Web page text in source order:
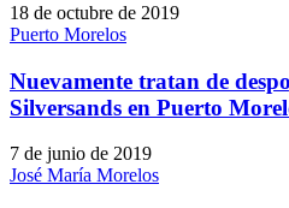
18 de octubre de 2019
Puerto Morelos
Nuevamente tratan de
Silversands en Puerto
7 de junio de 2019
José María Morelos